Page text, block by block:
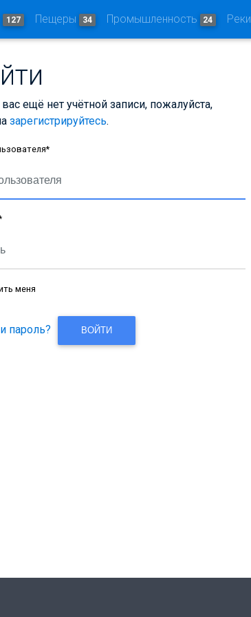
127 Пещеры 34 Промышленность 24
вас ещё нет учётной записи, пожалуйста,
зарегистрируйтесь.
*
меня
пароль? ВОЙТИ